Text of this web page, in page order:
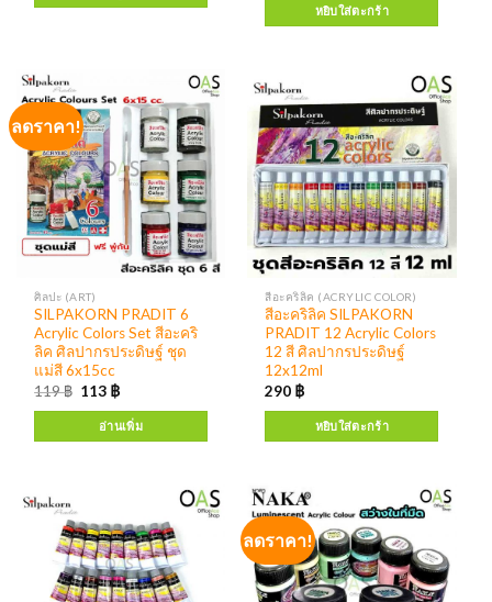
ลดราคา!
หยิบใส่ตะกร้า
ลดราคา!
ศิลปะ (ART)
SILPAKORN PRADIT 6
Acrylic Colors Set สีอะคริ
ลิค ศิลปากรประดิษฐ์ ชุด
แม่สี 6x15cc
119฿ 113 ฿
อ่านเพิ่ม
สีอะคริลิค (ACRYLIC COLOR)
สีอะคริลิค SILPAKORN
PRADIT 12 Acrylic Colors
12 สี ศิลปากรประดิษฐ์
12x12ml
290 ฿
หยิบใส่ตะกร้า